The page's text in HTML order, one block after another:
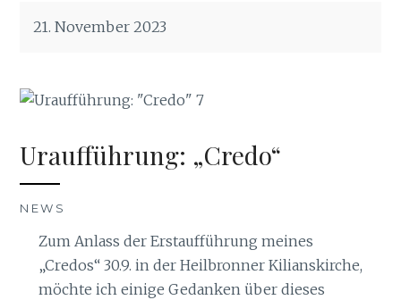
21. November 2023
Uraufführung: „Credo“
NEWS
Zum Anlass der Erstaufführung meines
„Credos“ 30.9. in der Heilbronner Kilianskirche,
möchte ich einige Gedanken über dieses